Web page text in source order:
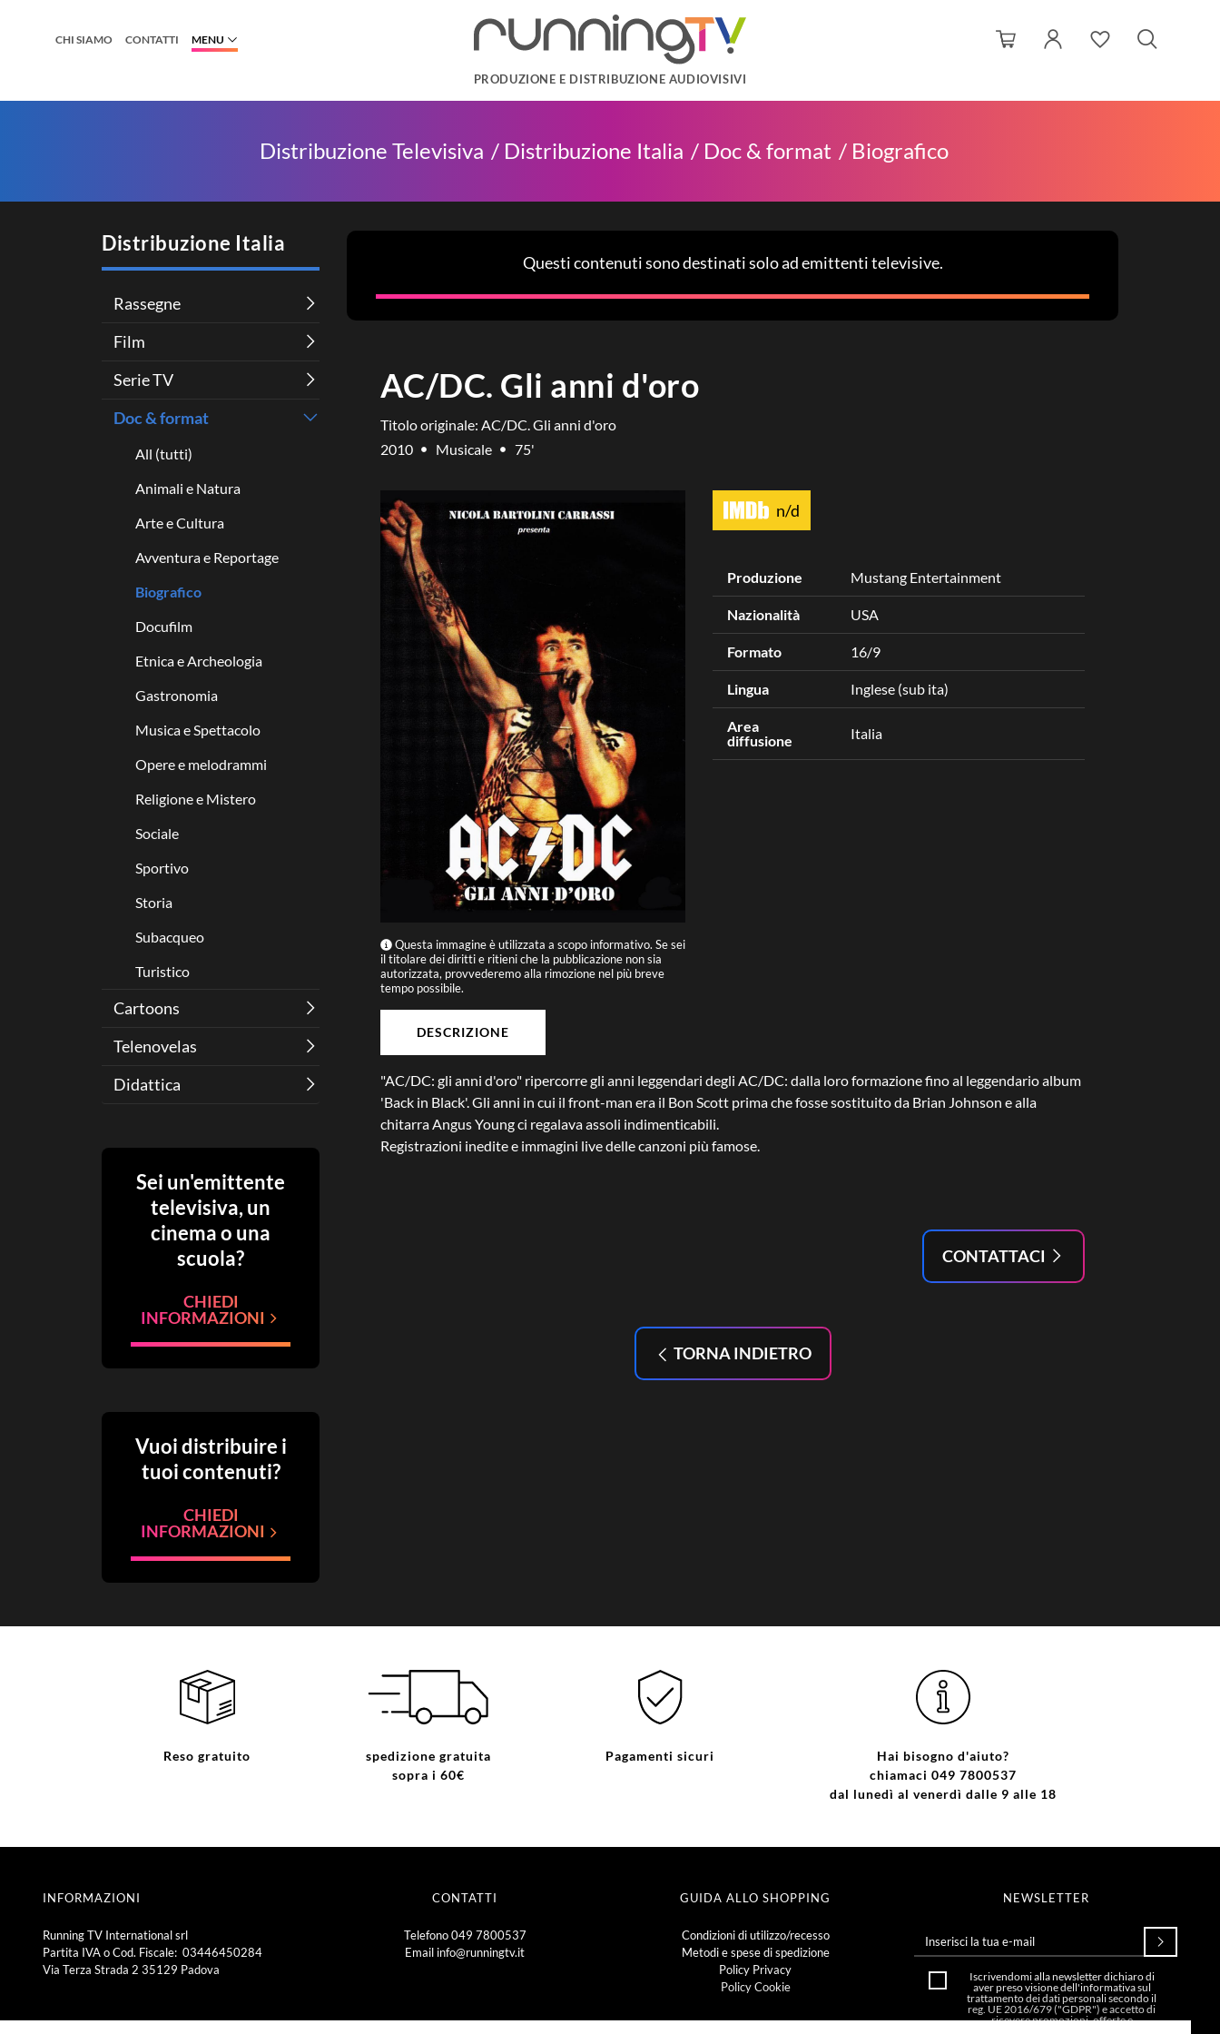
CHI SIAMO CONTATTI MENU
PRODUZIONE E DISTRIBUZIONE AUDIOVISIVI
Distribuzione Televisiva Distribuzione Italia Doc & format Biografico
Distribuzione Italia
Rassegne
Film
Serie TV
Doc & format
All (tutti)
Animali e Natura
Arte e Cultura
Avventura e Reportage
Biografico
Docufilm
Etnica e Archeologia
Gastronomia
Musica e Spettacolo
Opere e melodrammi
Religione e Mistero
Sociale
Sportivo
Storia
Subacqueo
Turistico
Cartoons
Telenovelas
Didattica
Sei un'emittente
televisiva, un
cinema o una
scuola?
CHIEDI
INFORMAZIONI
Vuoi distribuire i
tuoi contenuti?
CHIEDI
INFORMAZIONI
Questi contenuti sono destinati solo ad emittenti televisive.
AC/DC. Gli anni d'oro
Titolo originale: AC/DC. Gli anni d'oro
2010
Musicale 75'
Questa immagine è utilizzata a scopo informativo. Se sei
il titolare dei diritti e ritieni che la pubblicazione non sia
autorizzata, provvederemo alla rimozione nel più breve
tempo possibile.
n/d
Produzione Mustang Entertainment
Nazionalità USA
Formato 16/9
Lingua Inglese (sub ita)
Area
diffusione
Italia
DESCRIZIONE
"AC/DC: gli anni d'oro" ripercorre gli anni leggendari degli AC/DC: dalla loro formazione fino al leggendario album
'Back in Black'. Gli anni in cui il front-man era il Bon Scott prima che fosse sostituito da Brian Johnson e alla
chitarra Angus Young ci regalava assoli indimenticabili.
Registrazioni inedite e immagini live delle canzoni più famose.
CONTATTACI
TORNA INDIETRO
Reso gratuito
spedizione gratuita
sopra i 60€
Pagamenti sicuri
Hai bisogno d'aiuto?
chiamaci 049 7800537
dal lunedì al venerdì dalle 9 alle 18
INFORMAZIONI
Running TV International srl
Partita IVA o Cod. Fiscale: 03446450284
Via Terza Strada 2 35129 Padova
CONTATTI
Telefono049 7800537
Email info@runningtv.it
GUIDA ALLO SHOPPING
Condizioni di utilizzo/recesso
Metodi e spese di spedizione
Policy Privacy
Policy Cookie
NEWSLETTER
Iscrivendomi alla newsletter dichiaro di
aver preso visione dell'informativa sul
trattamento dei dati personali secondo il
reg. UE 2016/679 ("GDPR") e accetto di
ricevere promozioni, offerte e